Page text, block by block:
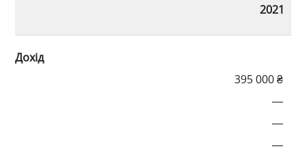
2021
Дохід
395 000 ₴
—
—
—